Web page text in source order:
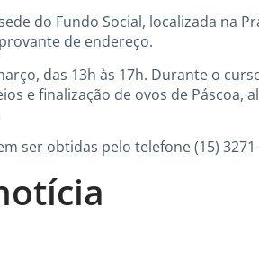
do Fundo Social, localizada na
de endereço.
das 13h às 17h. Durante o
e finalização de ovos de Páscoa,
ser obtidas pelo telefone (15)